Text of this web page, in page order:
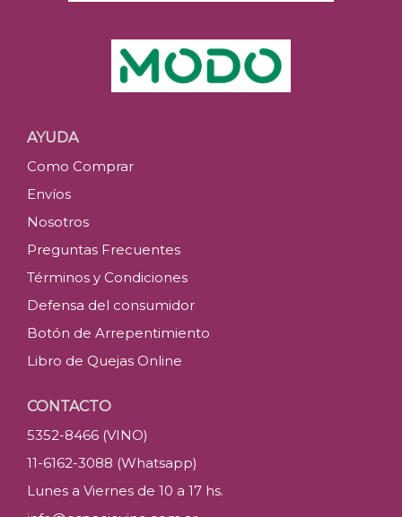
AYUDA
Como Comprar
Envíos
Nosotros
Preguntas Frecuentes
Términos y Condiciones
Defensa del consumidor
Botón de Arrepentimiento
Libro de Quejas Online
CONTACTO
5352-8466 (VINO)
11-6162-3088 (Whatsapp)
Lunes a Viernes de 10 a 17 hs.